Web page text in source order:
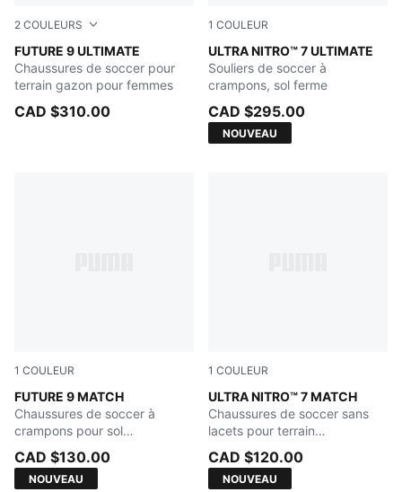
2 COULEURS
FUTURE 9 ULTIMATE
Icy Blue-Blue Jewel
Chaussures de soccer pour
terrain gazon pour femmes
CAD $310.00
1 COULEUR
ULTRA NITRO™ 7 ULTIMATE
Ultra Red-PUMA Black-
Souliers de soccer à
crampons, sol ferme
CAD $295.00
NOUVEAU
1 COULEUR
FUTURE 9 MATCH
Sugared Almond-PUMA White-Ultra Red-PUMA Black
Chaussures de soccer à
crampons pour sol
ferme/terrain artificiel
CAD $130.00
NOUVEAU
1 COULEUR
ULTRA NITRO™ 7 MATCH
Ultra Red-PUMA Black-
Chaussures de soccer sans
lacets pour terrain
ferme/artificiel
CAD $120.00
NOUVEAU